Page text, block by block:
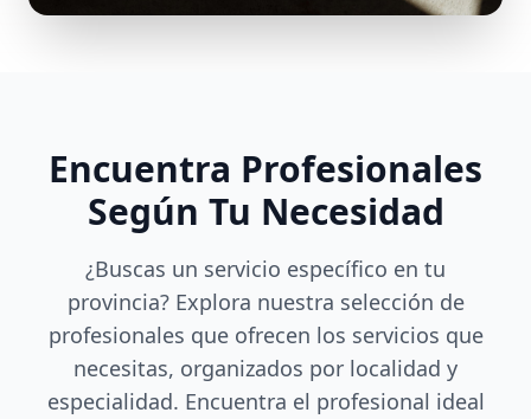
Encuentra Profesionales
Según Tu Necesidad
¿Buscas un servicio específico en tu
provincia? Explora nuestra selección de
profesionales que ofrecen los servicios que
necesitas, organizados por localidad y
especialidad. Encuentra el profesional ideal